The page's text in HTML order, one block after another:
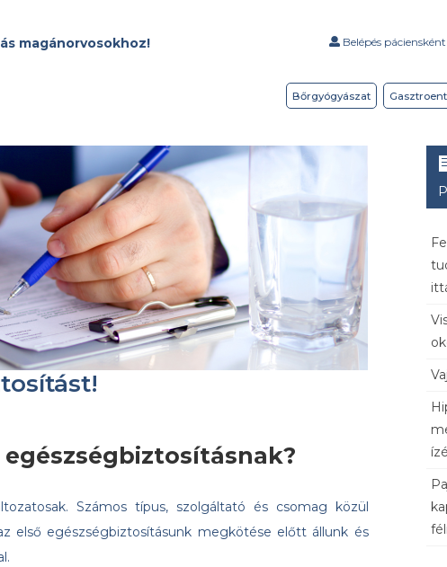
magánorvosokhoz!
Belépés páciensként
Bőrgyógyászat
Számos típus, szolgáltató és csomag közül
első egészségbiztosításunk megkötése előtt állunk és